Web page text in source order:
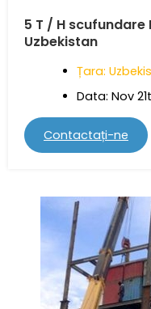
5 T / H scufundare
Uzbekistan
Țara:
Data: Nov
Contactați-ne